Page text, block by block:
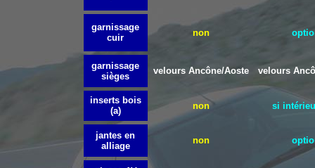
garnissage
cuir
non
garnissage
sièges
velours Ancône/Aoste velours
inserts bois
(a)
non si
jantes en
alliage
non